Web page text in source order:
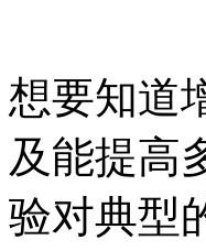
想要知道
及能提高
验对典型